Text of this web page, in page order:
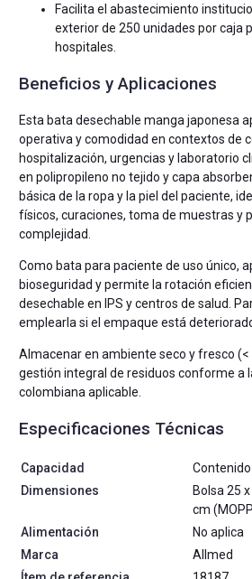
Facilita el abastecimiento
exterior de 250 unidades por caja
hospitales.
Beneficios y Aplicaciones
Esta bata desechable manga japonesa
operativa y comodidad en contextos de
hospitalización, urgencias y laboratorio
en polipropileno no tejido y capa
básica de la ropa y la piel del paciente,
físicos, curaciones, toma de muestras y
complejidad.
Como bata para paciente de uso único,
bioseguridad y permite la rotación
desechable en IPS y centros de salud.
emplearla si el empaque está
Almacenar en ambiente seco y fresco (<
gestión integral de residuos conforme a
colombiana aplicable.
Especificaciones Técnicas
Capacidad
Dimensiones
Bolsa 25
cm
Alimentación
No aplica
Marca
Allmed